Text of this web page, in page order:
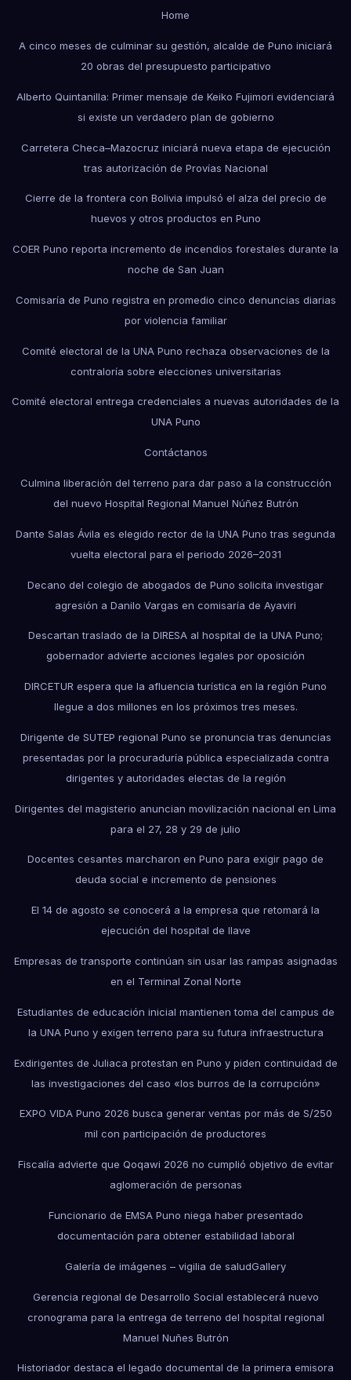
Home
A cinco meses de culminar su gestión, alcalde de Puno iniciará
20 obras del presupuesto participativo
Alberto Quintanilla: Primer mensaje de Keiko Fujimori evidenciará
si existe un verdadero plan de gobierno
Carretera Checa–Mazocruz iniciará nueva etapa de ejecución
tras autorización de Provías Nacional
Cierre de la frontera con Bolivia impulsó el alza del precio de
huevos y otros productos en Puno
COER Puno reporta incremento de incendios forestales durante la
noche de San Juan
Comisaría de Puno registra en promedio cinco denuncias diarias
por violencia familiar
Comité electoral de la UNA Puno rechaza observaciones de la
contraloría sobre elecciones universitarias
Comité electoral entrega credenciales a nuevas autoridades de la
UNA Puno
Contáctanos
Culmina liberación del terreno para dar paso a la construcción
del nuevo Hospital Regional Manuel Núñez Butrón
Dante Salas Ávila es elegido rector de la UNA Puno tras segunda
vuelta electoral para el periodo 2026–2031
Decano del colegio de abogados de Puno solicita investigar
agresión a Danilo Vargas en comisaría de Ayaviri
Descartan traslado de la DIRESA al hospital de la UNA Puno;
gobernador advierte acciones legales por oposición
DIRCETUR espera que la afluencia turística en la región Puno
llegue a dos millones en los próximos tres meses.
Dirigente de SUTEP regional Puno se pronuncia tras denuncias
presentadas por la procuraduría pública especializada contra
dirigentes y autoridades electas de la región
Dirigentes del magisterio anuncian movilización nacional en Lima
para el 27, 28 y 29 de julio
Docentes cesantes marcharon en Puno para exigir pago de
deuda social e incremento de pensiones
El 14 de agosto se conocerá a la empresa que retomará la
ejecución del hospital de Ilave
Empresas de transporte continúan sin usar las rampas asignadas
en el Terminal Zonal Norte
Estudiantes de educación inicial mantienen toma del campus de
la UNA Puno y exigen terreno para su futura infraestructura
Exdirigentes de Juliaca protestan en Puno y piden continuidad de
las investigaciones del caso «los burros de la corrupción»
EXPO VIDA Puno 2026 busca generar ventas por más de S/250
mil con participación de productores
Fiscalía advierte que Qoqawi 2026 no cumplió objetivo de evitar
aglomeración de personas
Funcionario de EMSA Puno niega haber presentado
documentación para obtener estabilidad laboral
Galería de imágenes – vigilia de saludGallery
Gerencia regional de Desarrollo Social establecerá nuevo
cronograma para la entrega de terreno del hospital regional
Manuel Nuñes Butrón
Historiador destaca el legado documental de la primera emisora